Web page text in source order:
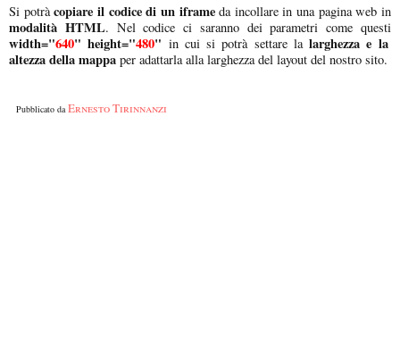
Si potràcopiare il codice di un iframeda incollare in una pagina web in
modalità HTML. Nel codice ci saranno dei parametri come questi
width="640" height="480" in cui si potrà settare lalarghezza e la
altezza della mappa per adattarla alla larghezza del layout del nostro sito.
Pubblicato daErnesto Tirinnanzi